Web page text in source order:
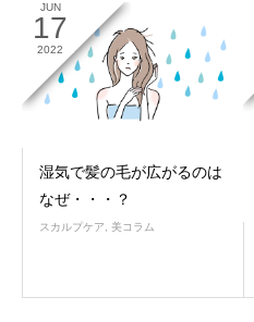
JUN
17
2022
湿気で髪の毛が広がるのは
なぜ・・・？
スカルプケア 美コラム